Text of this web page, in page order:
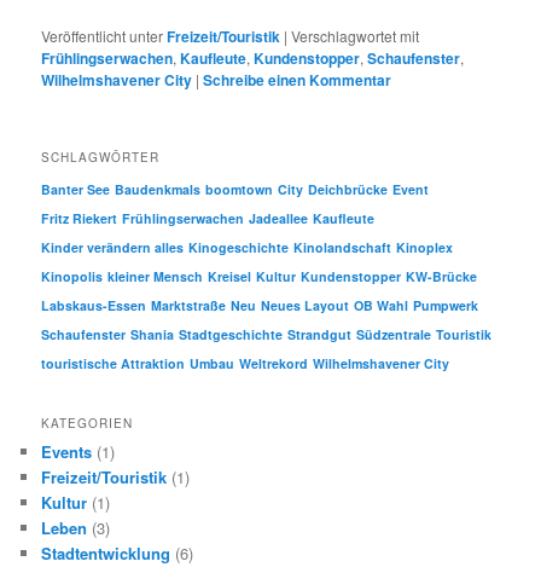
Veröffentlicht unterFreizeit/Touristik |Verschlagwortet mit
Frühlingserwachen,Kaufleute,Kundenstopper,Schaufenster,
Wilhelmshavener City |Schreibe einen Kommentar
SCHLAGWÖRTER
Banter See Baudenkmals boomtown City Deichbrücke Event
Fritz Riekert Frühlingserwachen Jadeallee Kaufleute
Kinder verändern alles Kinogeschichte Kinolandschaft Kinoplex
Kinopolis kleiner Mensch Kreisel Kultur Kundenstopper KW-Brücke
Labskaus-Essen Marktstraße Neu Neues Layout OB Wahl Pumpwerk
Schaufenster Shania Stadtgeschichte Strandgut Südzentrale Touristik
touristische Attraktion Umbau Weltrekord Wilhelmshavener City
KATEGORIEN
Events (1)
Freizeit/Touristik (1)
Kultur (1)
Leben (3)
Stadtentwicklung (6)